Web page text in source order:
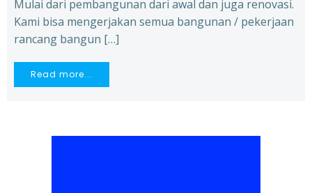
Mulai dari pembangunan dari awal dan juga renovasi.
Kami bisa mengerjakan semua bangunan / pekerjaan
rancang bangun […]
Read more...